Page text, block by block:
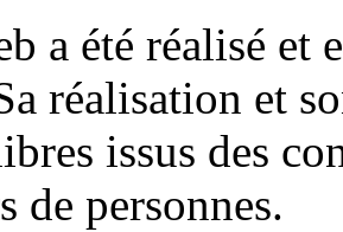
a été réalisé et
réalisation et
issus des
de personnes.